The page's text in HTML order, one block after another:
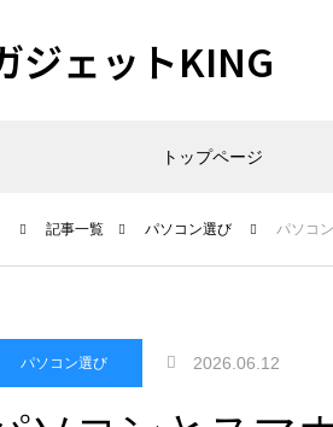
ジェットKING
トップページ
記事一覧 パソコン選び パソコ
パソコン選び 2026.06.12